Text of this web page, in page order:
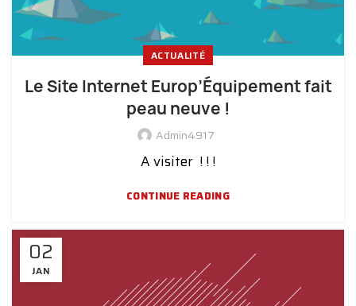
ACTUALITÉ
Le Site Internet Europ’Équipement fait
peau neuve !
Admin4917
A visiter ! ! !
CONTINUE READING
02
JAN